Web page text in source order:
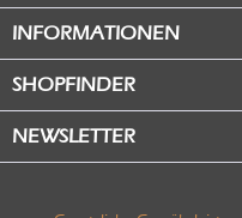
INFORMATIONEN
SHOPFINDER
NEWSLETTER